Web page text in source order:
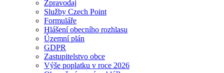
Zpravodaj
Služby Czech Point
Formuláře
Hlášení obecního rozhlasu
Územní plán
GDPR
Zastupitelstvo obce
Výše poplatku v roce 2026